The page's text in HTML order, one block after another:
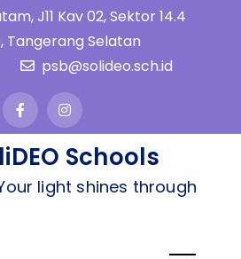
J11 Kav 02, Sektor 14.4
Tangerang Selatan
psb@solideo.sch.id
Schools
light shines through